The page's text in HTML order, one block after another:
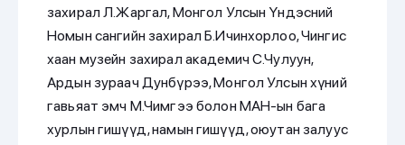
захирал Л.Жаргал, Монгол Улсын Үндэсний
Номын сангийн захирал Б.Ичинхорлоо, Чингис
хаан музейн захирал академич С.Чулуун,
Ардын зураач Дунбүрээ, Монгол Улсын хүний
гавьяат эмч М.Чимгээ болон МАН-ын бага
хурлын гишүүд, намын гишүүд, оюутан залуус